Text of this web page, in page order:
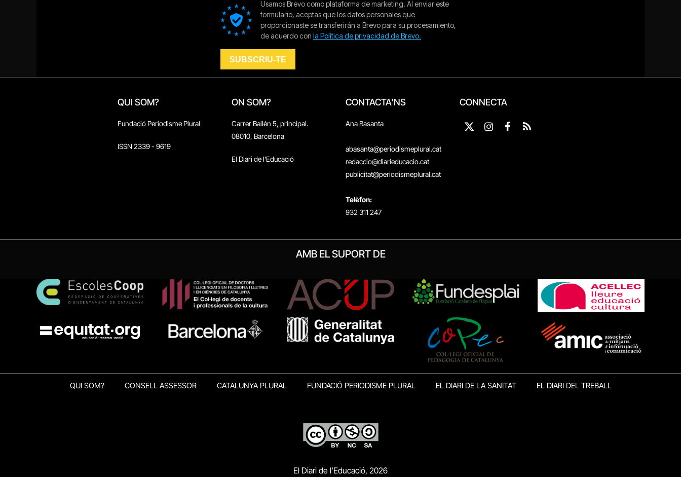
QUI SOM?
Fundació Periodisme Plural
ISSN 2339 - 9619
ON SOM?
Carrer Bailén 5, principal.
08010, Barcelona
El Diari de l'Educació
CONTACTA'NS
Ana Basanta
abasanta@periodismeplural.cat
redaccio@diarieducacio.cat
publicitat@periodismeplural.cat
Telèfon:
932 311 247
CONNECTA
X
Instagram
Facebook
RSS
AMB EL SUPORT DE
QUI SOM? CONSELL ASSESSOR CATALUNYA PLURAL FUNDACIÓ PERIODISME PLURAL EL DIARI DE LA SANITAT EL DIARI DEL TREBALL
El Diari de l’Educació, 2026